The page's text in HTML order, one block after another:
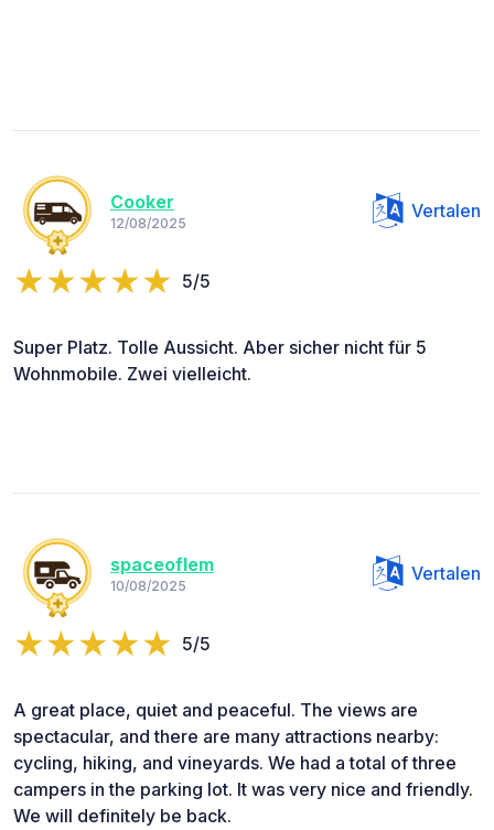
Cooker
12/08/2025
Vertalen
5/5
Super Platz. Tolle Aussicht. Aber sicher nicht für 5
Wohnmobile. Zwei vielleicht.
spaceoflem
10/08/2025
Vertalen
5/5
A great place, quiet and peaceful. The views are
spectacular, and there are many attractions nearby:
cycling, hiking, and vineyards. We had a total of three
campers in the parking lot. It was very nice and friendly.
We will definitely be back.